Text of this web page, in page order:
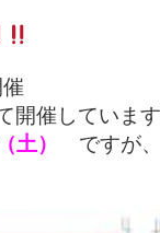
開催していま
）